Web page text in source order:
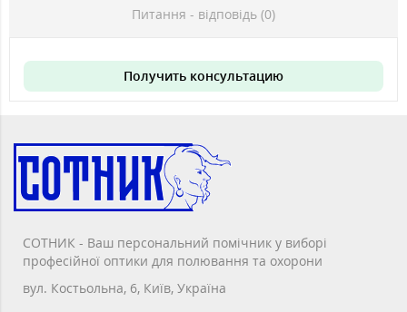
Питання - відповідь (0)
Получить консультацию
СОТНИК - Ваш персональний помічник у виборі
професійної оптики для полювання та охорони
вул. Костьольна, 6, Київ, Україна